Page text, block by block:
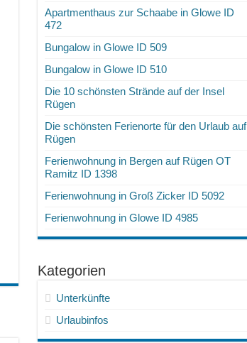
Apartmenthaus zur Schaabe in Glowe ID
472
Bungalow in Glowe ID 509
Bungalow in Glowe ID 510
Die 10 schönsten Strände auf der Insel
Rügen
Die schönsten Ferienorte für den Urlaub auf
Rügen
Ferienwohnung in Bergen auf Rügen OT
Ramitz ID 1398
Ferienwohnung in Groß Zicker ID 5092
Ferienwohnung in Glowe ID 4985
Kategorien
Unterkünfte
Urlaubinfos